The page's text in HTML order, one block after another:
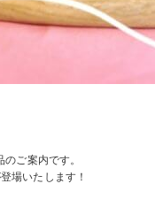
ご案内です。
場いたします！